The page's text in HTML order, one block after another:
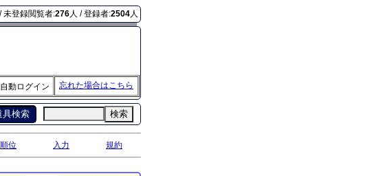
未登録閲覧者:276人 / 登録者:2504人
自動ログイン 忘れた場合はこちら
具検索 検索
順位 入力 規約